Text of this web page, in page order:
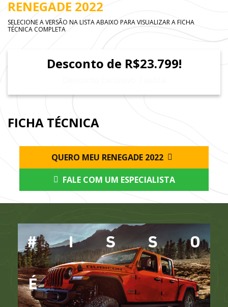
RENEGADE 2022
SELECIONE A VERSÃO NA LISTA ABAIXO PARA VISUALIZAR A FICHA
TÉCNICA COMPLETA
Desconto de R$23.799!
FICHA TÉCNICA
QUERO MEU RENEGADE 2022
FALE COM UM ESPECIALISTA